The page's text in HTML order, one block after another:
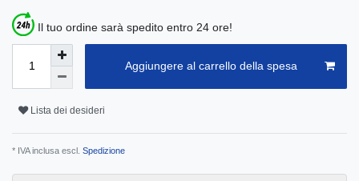
Il tuo ordine sarà spedito entro 24 ore!
Aggiungere al carrello della spesa
Lista dei desideri
* IVA inclusa escl. Spedizione